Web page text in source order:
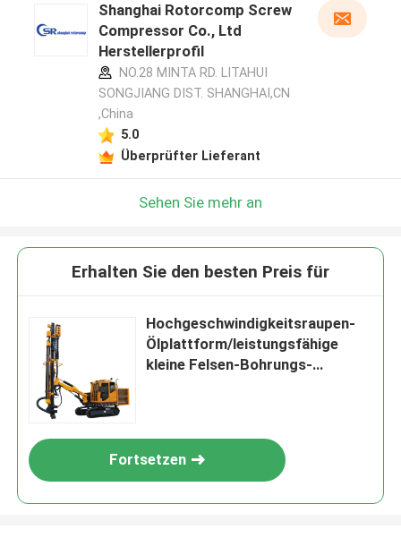
Shanghai Rotorcomp Screw
Compressor Co., Ltd
Herstellerprofil
NO.28 MINTA RD. LITAHUI
SONGJIANG DIST. SHANGHAI,CN
,China
5.0
Überprüfter Lieferant
Sehen Sie mehr an
Erhalten Sie den besten Preis für
Hochgeschwindigkeitsraupen-
Ölplattform/leistungsfähige
kleine Felsen-Bohrungs-
Fortsetzen